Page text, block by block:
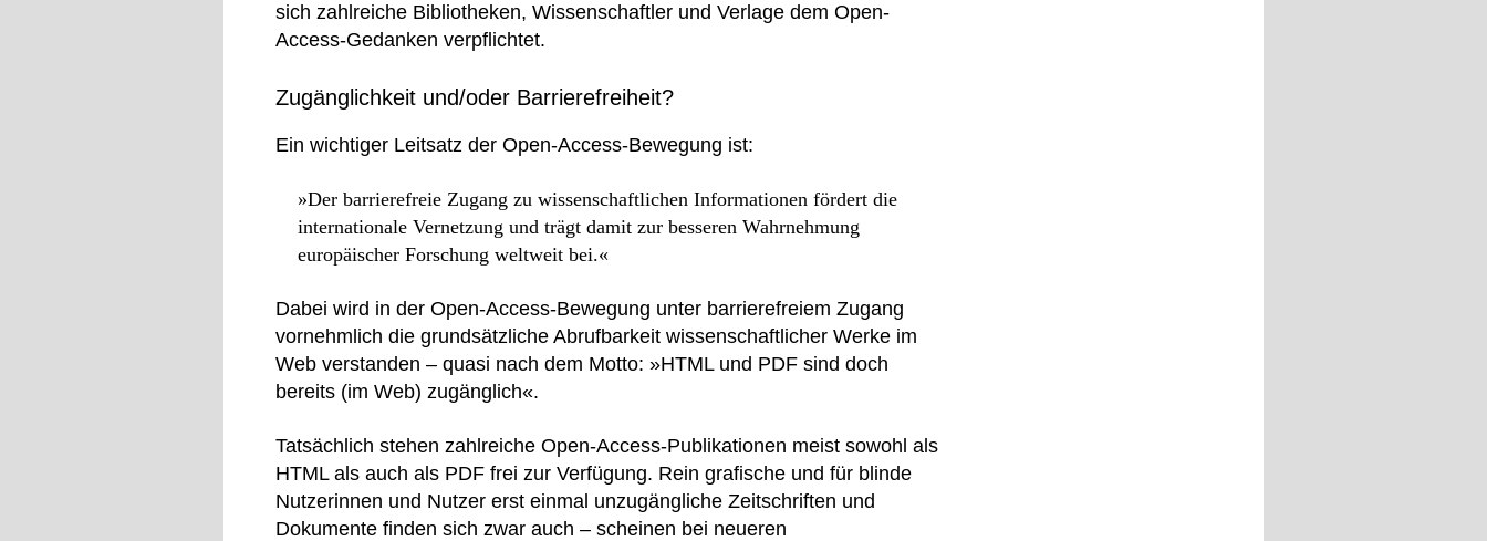
sich zahlreiche Bibliotheken, Wissenschaftler und Verlage dem Open-
Access-Gedanken verpflichtet.
Zugänglichkeit und/oder Barrierefreiheit?
Ein wichtiger Leitsatz der Open-Access-Bewegung ist:
»Der barrierefreie Zugang zu wissenschaftlichen Informationen fördert die
internationale Vernetzung und trägt damit zur besseren Wahrnehmung
europäischer Forschung weltweit bei.«
Dabei wird in der Open-Access-Bewegung unter barrierefreiem Zugang
vornehmlich die grundsätzliche Abrufbarkeit wissenschaftlicher Werke im
Web verstanden – quasi nach dem Motto: »HTML und PDF sind doch
bereits (im Web) zugänglich«.
Tatsächlich stehen zahlreiche Open-Access-Publikationen meist sowohl als
HTML als auch als PDF frei zur Verfügung. Rein grafische und für blinde
Nutzerinnen und Nutzer erst einmal unzugängliche Zeitschriften und
Dokumente finden sich zwar auch – scheinen bei neueren